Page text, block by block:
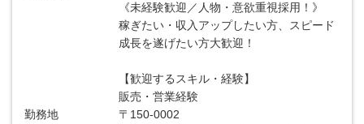
《未経験歓迎／人物・意欲重視採用！》
稼ぎたい・収入アップしたい方、スピード
成長を遂げたい方大歓迎！
【歓迎するスキル・経験】
販売・営業経験
勤務地
〒150-0002